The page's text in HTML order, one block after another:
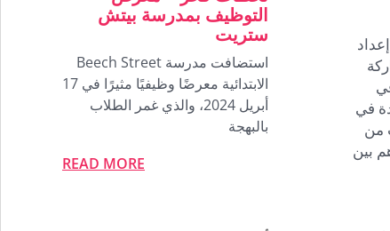
في
من
بين
التوظيف بمدرسة بيتش
ستريت
استضافت مدرسة Beech Street
الابتدائية معرضًا وظيفيًا مثيرًا في 17
أبريل 2024، والذي غمر الطلاب
بالبهجة
READ MORE